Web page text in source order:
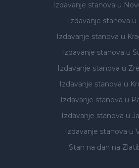
Izdavanje stanova u
Izdavanje stanova u
Izdavanje stanova u
Izdavanje stanova u
Izdavanje stanova u
Izdavanje stanova u
Izdavanje stanova u
Izdavanje stanova u
Izdavanje stanova u
Stan na dan na